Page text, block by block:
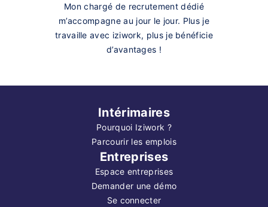
Mon chargé de recrutement dédié
m’accompagne au jour le jour. Plus je
travaille avec iziwork, plus je bénéficie
d’avantages !
Intérimaires
Pourquoi Iziwork ?
Parcourir les emplois
Entreprises
Espace entreprises
Demander une démo
Se connecter